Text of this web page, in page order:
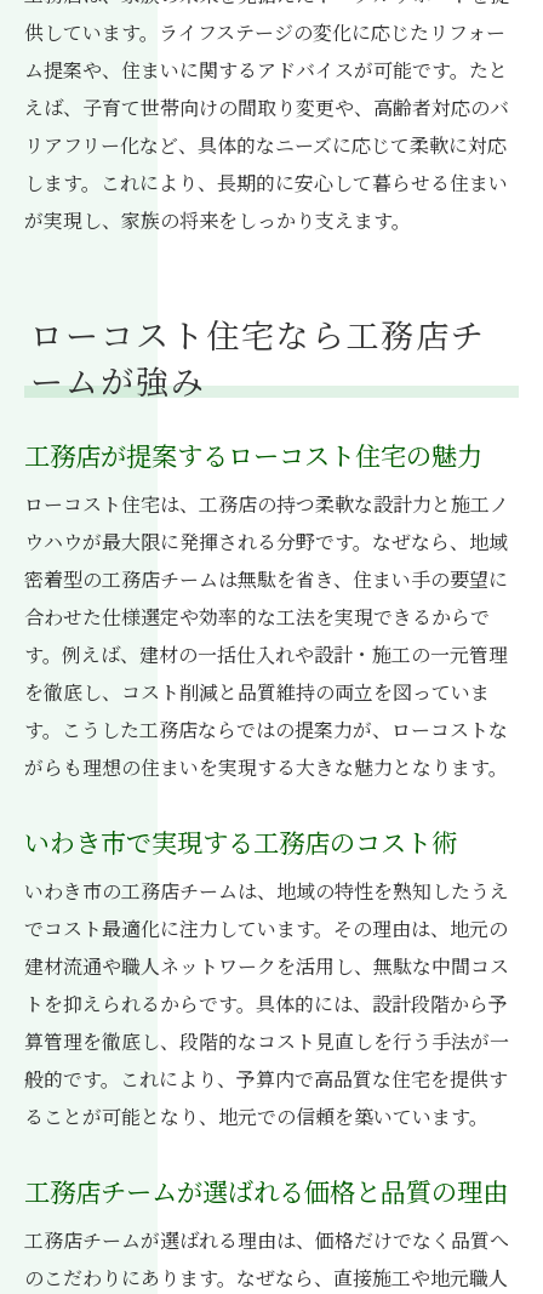
供しています。ライフステージの変化に応じたリフォー
ム提案や、住まいに関するアドバイスが可能です。たと
えば、子育て世帯向けの間取り変更や、高齢者対応のバ
リアフリー化など、具体的なニーズに応じて柔軟に対応
します。これにより、長期的に安心して暮らせる住まい
が実現し、家族の将来をしっかり支えます。
ローコスト住宅なら工務店チ
ームが強み
工務店が提案するローコスト住宅の魅力
ローコスト住宅は、工務店の持つ柔軟な設計力と施工ノ
ウハウが最大限に発揮される分野です。なぜなら、地域
密着型の工務店チームは無駄を省き、住まい手の要望に
合わせた仕様選定や効率的な工法を実現できるからで
す。例えば、建材の一括仕入れや設計・施工の一元管理
を徹底し、コスト削減と品質維持の両立を図っていま
す。こうした工務店ならではの提案力が、ローコストな
がらも理想の住まいを実現する大きな魅力となります。
いわき市で実現する工務店のコスト術
いわき市の工務店チームは、地域の特性を熟知したうえ
でコスト最適化に注力しています。その理由は、地元の
建材流通や職人ネットワークを活用し、無駄な中間コス
トを抑えられるからです。具体的には、設計段階から予
算管理を徹底し、段階的なコスト見直しを行う手法が一
般的です。これにより、予算内で高品質な住宅を提供す
ることが可能となり、地元での信頼を築いています。
工務店チームが選ばれる価格と品質の理由
工務店チームが選ばれる理由は、価格だけでなく品質へ
のこだわりにあります。なぜなら、直接施工や地元職人